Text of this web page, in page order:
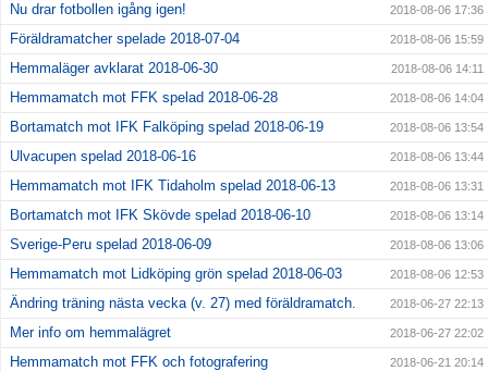
Nu drar fotbollen igång igen! 2018-08-06 17:36
Föräldramatcher spelade 2018-07-04 2018-08-06 15:59
Hemmaläger avklarat 2018-06-30 2018-08-06 14:11
Hemmamatch mot FFK spelad 2018-06-28 2018-08-06 14:04
Bortamatch mot IFK Falköping spelad 2018-06-19 2018-08-06 13:54
Ulvacupen spelad 2018-06-16 2018-08-06 13:44
Hemmamatch mot IFK Tidaholm spelad 2018-06-13 2018-08-06 13:31
Bortamatch mot IFK Skövde spelad 2018-06-10 2018-08-06 13:14
Sverige-Peru spelad 2018-06-09 2018-08-06 13:06
Hemmamatch mot Lidköping grön spelad 2018-06-03 2018-08-06 12:53
Ändring träning nästa vecka (v. 27) med föräldramatch. 2018-06-27 22:13
Mer info om hemmalägret 2018-06-27 22:02
Hemmamatch mot FFK och fotografering 2018-06-21 20:14